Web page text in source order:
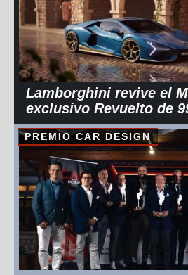
Lamborghini revive el
exclusivo Revuelto de
PREMIO CAR DESIGN